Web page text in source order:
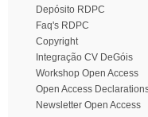
Depósito RDPC
Faq's RDPC
Copyright
Integração CV DeGóis
Workshop Open Access
Open Access
Newsletter Open Access